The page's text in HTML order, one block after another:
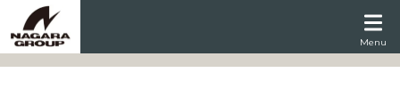
Menu